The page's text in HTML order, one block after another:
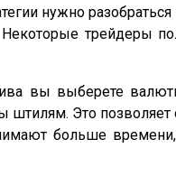
нужно
трейдеры
вы выберете
Это позволяет
больше